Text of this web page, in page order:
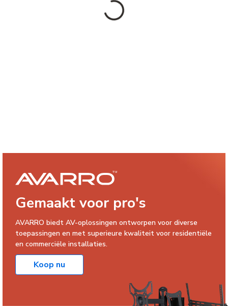
Gemaakt voor pro's
AVARRO biedt AV-oplossingen ontworpen voor diverse
toepassingen en met superieure kwaliteit voor residentiële
en commerciële installaties.
Koop nu